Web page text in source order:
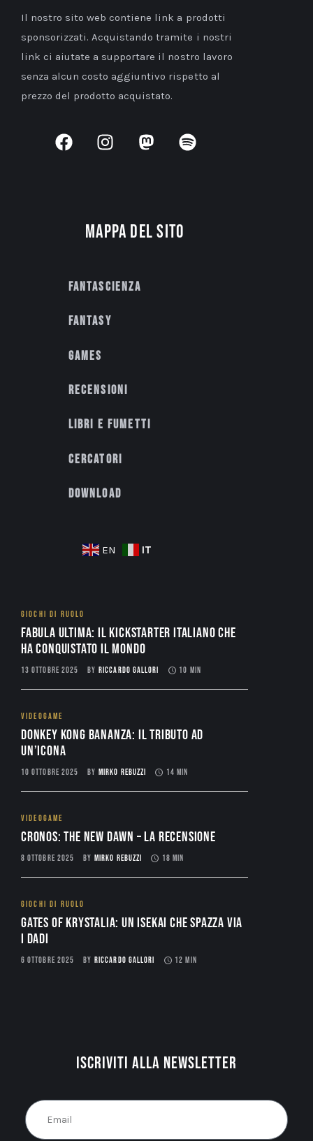
Il nostro sito web contiene link a prodotti
sponsorizzati. Acquistando tramite i nostri
link ci aiutate a supportare il nostro lavoro
senza alcun costo aggiuntivo rispetto al
prezzo del prodotto acquistato.
Mappa del sito
Fantascienza
Fantasy
Games
Recensioni
Libri e fumetti
Cercatori
Download
EN IT
GIOCHI DI RUOLO
Fabula Ultima: il Kickstarter italiano che
ha conquistato il mondo
13 OTTOBRE 2025 BY RICCARDO GALLORI 10 MIN
VIDEOGAME
Donkey Kong Bananza: Il Tributo ad
un’Icona
10 OTTOBRE 2025 BY MIRKO REBUZZI 14 MIN
VIDEOGAME
CRONOS: THE NEW DAWN – La Recensione
8 OTTOBRE 2025 BY MIRKO REBUZZI 18 MIN
GIOCHI DI RUOLO
Gates of Krystalia: Un Isekai che spazza via
i dadi
6 OTTOBRE 2025 BY RICCARDO GALLORI 12 MIN
Iscriviti alla newsletter